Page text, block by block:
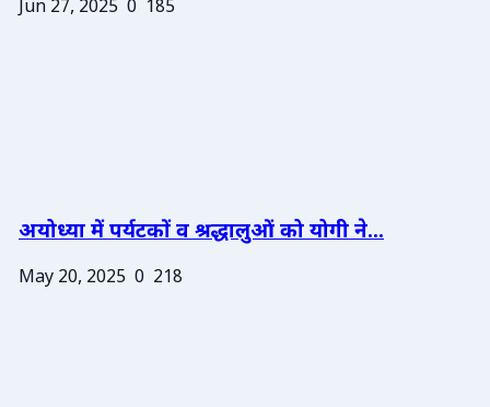
Jun 27, 2025 0 185
अयोध्या में पर्यटकों व श्रद्धालुओं को योगी ने...
May 20, 2025 0 218